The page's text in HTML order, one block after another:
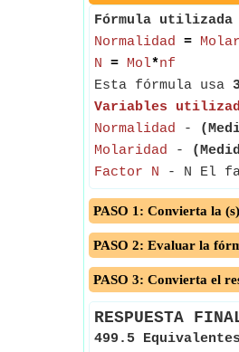
Fórmula utilizada
Normalidad =
N = Mol*nf
Esta fórmula usa
Variables
Normalidad -
Molaridad -
Factor N - N El
PASO 1: Convierta la
PASO 2: Evaluar la
PASO 3: Convierta el
RESPUESTA
499.5